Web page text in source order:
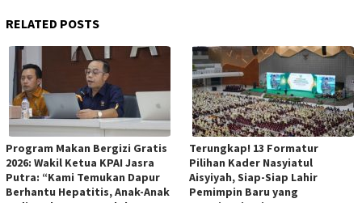
RELATED POSTS
Program Makan Bergizi Gratis
2026: Wakil Ketua KPAI Jasra
Putra: “Kami Temukan Dapur
Berhantu Hepatitis, Anak-Anak
Terungkap! 13 Formatur
Pilihan Kader Nasyiatul
Aisyiyah, Siap-Siap Lahir
Pemimpin Baru yang